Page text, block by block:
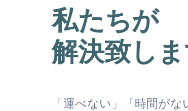
私たちが
解決致しま
「運べない」「時間が